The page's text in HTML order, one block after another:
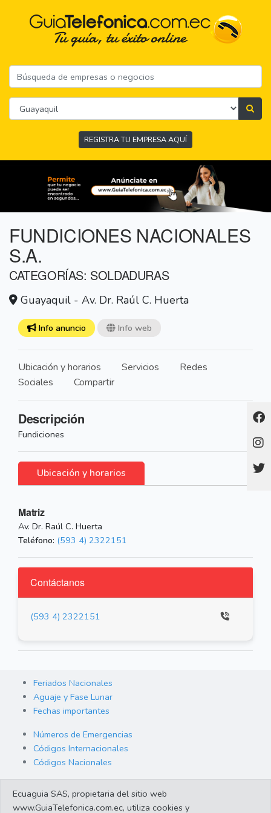
REGISTRA TU EMPRESA AQUÍ
FUNDICIONES NACIONALES
S.A.
CATEGORÍAS: SOLDADURAS
Guayaquil - Av. Dr. Raúl C. Huerta
Info anuncio Info web
Ubicación y horarios Servicios
Redes
Sociales
Compartir
Descripción
Fundiciones
Ubicación y horarios
Matriz
Av. Dr. Raúl C. Huerta
Teléfono: (593 4) 2322151
Contáctanos
(593 4) 2322151
Feriados Nacionales
Aguaje y Fase Lunar
Fechas importantes
Números de Emergencias
Códigos Internacionales
Códigos Nacionales
Cambio de Divisas
Ecuaguia SAS, propietaria del sitio web
www.GuiaTelefonica.com.ec, utiliza cookies y